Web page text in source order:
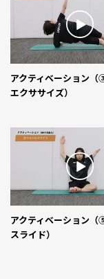
アクティベーション
エクササイズ）
アクティベーション
スライド）